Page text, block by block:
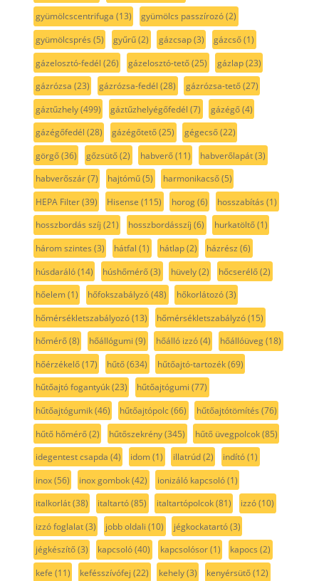
gyümölcscentrifuga (13) gyümölcs passzírozó(2)
gyümölcsprés (5) gyűrű(2) gázcsap(3) gázcső(1)
gázelosztó-fedél (26) gázelosztó-tető(25) gázlap(23)
gázrózsa (23) gázrózsa-fedél (28) gázrózsa-tető(27)
gáztűzhely(499) gáztűzhelyégőfedél (7) gázégő(4)
gázégőfedél (28) gázégőtető(25) gégecső(22)
görgő(36) gőzsütő(2) habverő(11) habverőlapát(3)
habverőszár(7) hajtómű(5) harmonikacső(5)
HEPA Filter(39) Hisense (115) horog(6) hosszabítás (1)
hosszbordás szíj (21) hosszbordásszíj (6) hurkatöltő(1)
három szintes (3) hátfal (1) hátlap(2) házrész (6)
húsdaráló(14) húshőmérő(3) hüvely(2) hőcserélő(2)
hőelem(1) hőfokszabályzó(48) hőkorlátozó(3)
hőmérsékletszabályozó(13) hőmérsékletszabályzó(15)
hőmérő(8) hőállógumi (9) hőálló izzó(4) hőállóüveg(18)
hőérzékelő(17) hűtő(634) hűtőajtó-tartozék(69)
hűtőajtó fogantyúk(23) hűtőajtógumi (77)
hűtőajtógumik(46) hűtőajtópolc(66) hűtőajtótömítés (76)
hűtő hőmérő(2) hűtőszekrény(345) hűtő üvegpolcok(85)
idegentest csapda (4) idom(1) illatrúd(2) indító(1)
inox(56) inox gombok(42) ionizáló kapcsoló(1)
italkorlát(38) italtartó(85) italtartópolcok(81) izzó(10)
izzó foglalat(3) jobb oldali (10) jégkockatartó(3)
jégkészítő(3) kapcsoló(40) kapcsolósor(1) kapocs (2)
kefe (11) kefésszívófej (22) kehely(3) kenyérsütő(12)